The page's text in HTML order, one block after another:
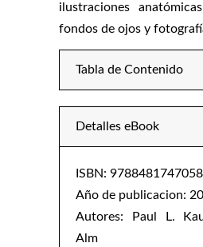
ilustraciones
fondos de ojos y
Tabla de Contenido
Detalles eBook
ISBN: 9788481747058
Año de publicacion:
Autores:
Paul L.
Alm